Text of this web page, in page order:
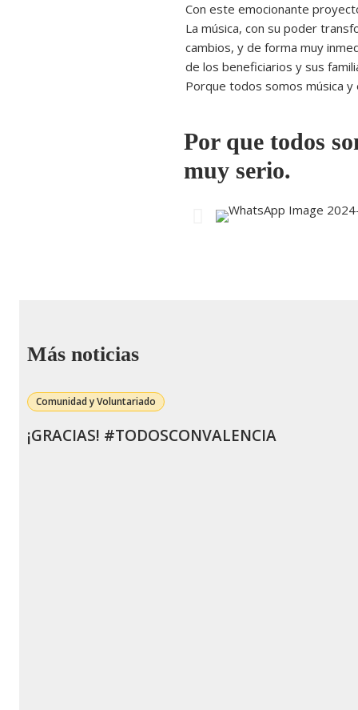
Con este emocionante
La música, con su poder
cambios, y de forma muy
de los beneficiarios y sus
Porque todos somos música
Por que todos
muy serio.
Más noticias
Comunidad y Voluntariado
¡GRACIAS! #TODOSCONVALENCIA